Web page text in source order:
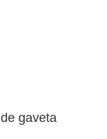
gaveta